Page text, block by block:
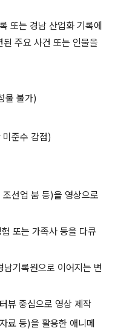
또는 경남 산업화 기록에
주요 사건 또는 인물을
물 불가)
미준수 감점)
조선업 붐 등)을 영상으로
또는 가족사 등을 다큐
남기록원으로 이어지는 변
뷰 중심으로 영상 제작
료 등)을 활용한 애니메